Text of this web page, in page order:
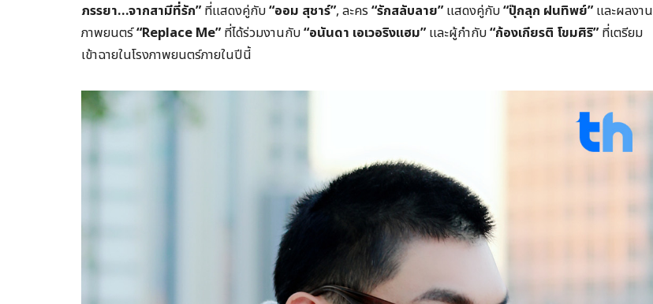
ภรรยา…จากสามีที่รัก” ที่แสดงคู่กับ“ออม สุชาร์”, ละคร “รักสลับลาย” แสดงคู่กับ“ปุ๊กลุก ฝนทิพย์” และผลงาน
ภาพยนตร์“Replace Me” ที่ได้ร่วมงานกับ“อนันดา เอเวอริงแฮม” และผู้กำกับ“ก้องเกียรติ โขมศิริ” ที่เตรียม
เข้าฉายในโรงภาพยนตร์ภายในปีนี้